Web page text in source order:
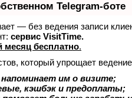
Telegram-боте
— без ведения записи
сервис VisitTime.
месяц бесплатно.
который упрощает
им о визите;
кэшбэк и предоплаты;